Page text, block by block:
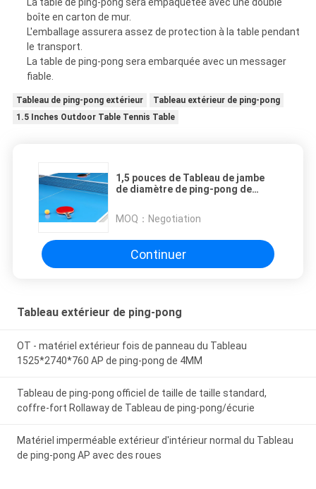
La table de ping-pong sera empaquetée avec une double
boîte en carton de mur.
L'emballage assurera assez de protection à la table pendant
le transport.
La table de ping-pong sera embarquée avec un messager
fiable.
Tableau de ping-pong extérieur
Tableau extérieur de ping-pong
1.5 Inches Outdoor Table Tennis Table
1,5 pouces de Tableau de jambe
de diamètre de ping-pong de
livres
MOQ： Negotiation
Continuer
Tableau extérieur de ping-pong
OT - matériel extérieur fois de panneau du Tableau
1525*2740*760 AP de ping-pong de 4MM
Tableau de ping-pong officiel de taille de taille standard,
coffre-fort Rollaway de Tableau de ping-pong/écurie
Matériel imperméable extérieur d'intérieur normal du Tableau
de ping-pong AP avec des roues